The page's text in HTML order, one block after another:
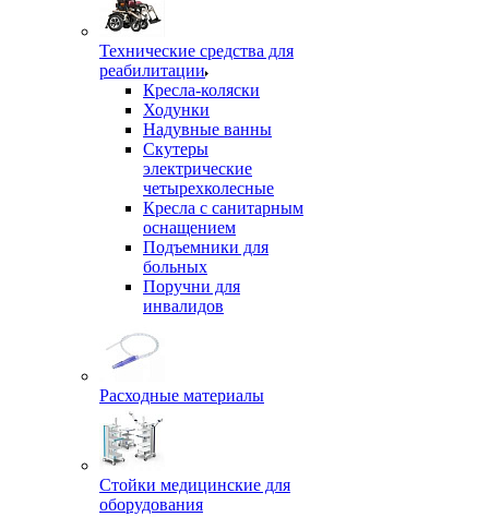
Технические средства для
реабилитации
Кресла-коляски
Ходунки
Надувные ванны
Скутеры
электрические
четырехколесные
Кресла с санитарным
оснащением
Подъемники для
больных
Поручни для
инвалидов
Расходные материалы
Стойки медицинские для
оборудования